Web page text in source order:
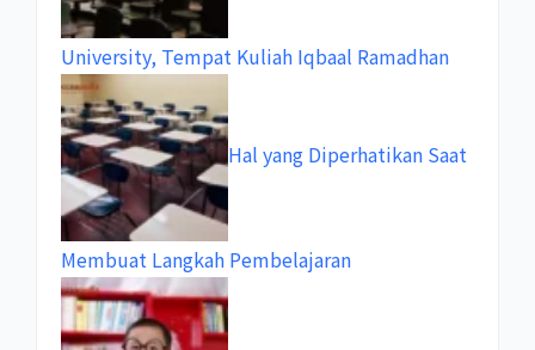
University, Tempat Kuliah Iqbaal Ramadhan
Hal yang Diperhatikan Saat
Membuat Langkah Pembelajaran